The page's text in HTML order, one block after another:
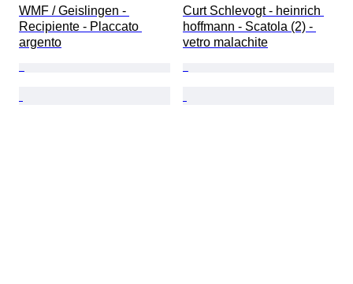
WMF / Geislingen -
Recipiente - Placcato
argento
Curt Schlevogt - heinrich
hoffmann - Scatola (2) -
vetro malachite